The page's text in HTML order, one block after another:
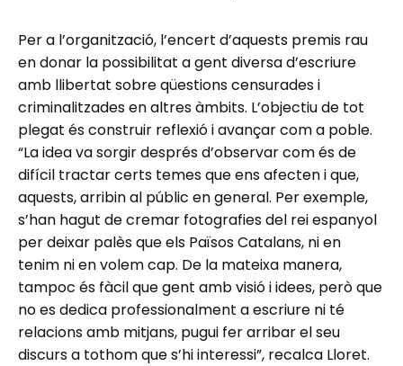
Per a l’organització, l’encert d’aquests premis rau
en donar la possibilitat a gent diversa d’escriure
amb llibertat sobre qüestions censurades i
criminalitzades en altres àmbits. L’objectiu de tot
plegat és construir reflexió i avançar com a poble.
“La idea va sorgir després d’observar com és de
difícil tractar certs temes que ens afecten i que,
aquests, arribin al públic en general. Per exemple,
s’han hagut de cremar fotografies del rei espanyol
per deixar palès que els Països Catalans, ni en
tenim ni en volem cap. De la mateixa manera,
tampoc és fàcil que gent amb visió i idees, però que
no es dedica professionalment a escriure ni té
relacions amb mitjans, pugui fer arribar el seu
discurs a tothom que s’hi interessi”, recalca Lloret.